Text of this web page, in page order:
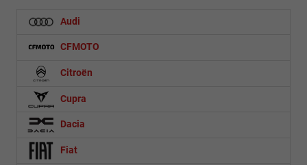
Audi
CFMOTO
Citroën
Cupra
Dacia
Fiat